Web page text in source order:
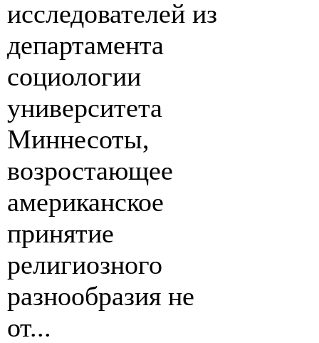
исследователей из
департамента
социологии
университета
Миннесоты,
возростающее
американское
принятие
религиозного
разнообразия не
от...